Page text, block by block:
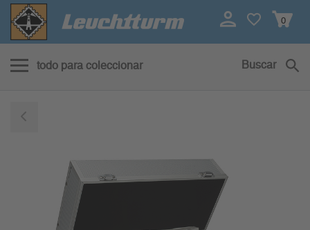
0
todo para coleccionar Buscar